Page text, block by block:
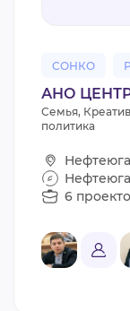
СОНКО
АНО
Семья,
политика
6